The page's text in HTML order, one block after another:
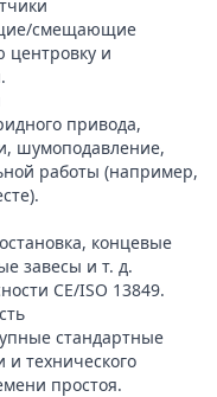
смещающие
и
привода,
шумоподавление,
работы (например,
концевые
завесы и т. д.
CE/ISO 13849.
стандартные
технического
простоя.